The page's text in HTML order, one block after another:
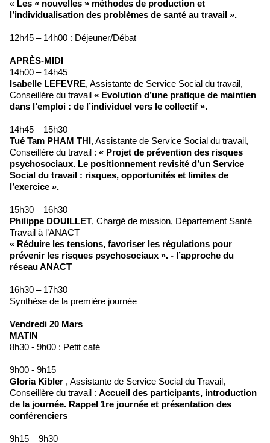
« Les « nouvelles » méthodes de production et
l’individualisation des problèmes de santé au travail ».
12h45 – 14h00 : Déjeuner/Débat
APRÈS-MIDI
14h00 – 14h45
Isabelle LEFEVRE, Assistante de Service Social du travail,
Conseillère du travail « Evolution d’une pratique de maintien
dans l’emploi : de l’individuel vers le collectif ».
14h45 – 15h30
Tué Tam PHAM THI, Assistante de Service Social du travail,
Conseillère du travail : « Projet de prévention des risques
psychosociaux. Le positionnement revisité d’un Service
Social du travail : risques, opportunités et limites de
l’exercice ».
15h30 – 16h30
Philippe DOUILLET, Chargé de mission, Département Santé
Travail à l’ANACT
« Réduire les tensions, favoriser les régulations pour
prévenir les risques psychosociaux ». - l’approche du
réseau ANACT
16h30 – 17h30
Synthèse de la première journée
Vendredi 20 Mars
MATIN
8h30 - 9h00 : Petit café
9h00 - 9h15
Gloria Kibler , Assistante de Service Social du Travail,
Conseillère du travail : Accueil des participants, introduction
de la journée. Rappel 1re journée et présentation des
conférenciers
9h15 – 9h30